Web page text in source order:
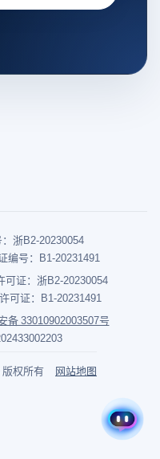
浙B2-20230054
编号：B1-20231491
证：浙B2-20230054
可证：B1-20231491
备 33010902003507号
权所有 网站地图